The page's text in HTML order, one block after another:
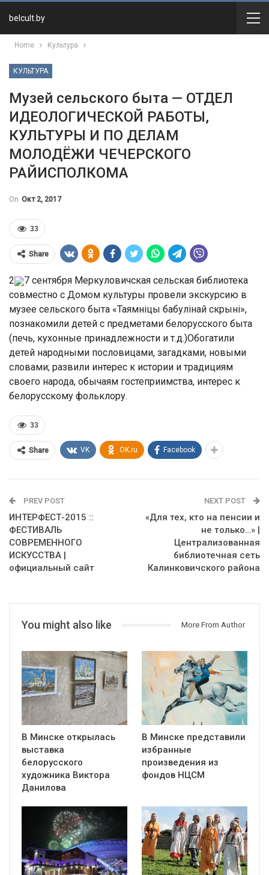
belcult.by
Home Культура
КУЛЬТУРА
Музей сельского быта — ОТДЕЛ
ИДЕОЛОГИЧЕСКОЙ РАБОТЫ,
КУЛЬТУРЫ И ПО ДЕЛАМ
МОЛОДЁЖИ ЧЕЧЕРСКОГО
РАЙИСПОЛКОМА
On Окт 2, 2017
33
Share
2
7 сентября Меркуловичская сельская библиотека
совместно с Домом культуры провели экскурсию в
музее сельского быта «Таямніцы бабулінай скрыні»,
познакомили детей с предметами белорусского быта
(печь, кухонные принадлежности и т.д.)Обогатили
детей народными пословицами, загадками, новыми
словами; развили интерес к истории и традициям
своего народа, обычаям гостеприимства, интерес к
белорусскому фольклору.
33
Share VK OK.ru Facebook
PREV POST
ИНТЕРФЕСТ-2015 ::
ФЕСТИВАЛЬ
СОВРЕМЕННОГО
ИСКУССТВА |
официальный сайт
NEXT POST
«Для тех, кто на пенсии и
не только…» |
Централизованная
библиотечная сеть
Калинковичского района
You might also like More From Author
В Минске открылась
выставка
белорусского
художника Виктора
Данилова
В Минске представили
избранные
произведения из
фондов НЦСМ